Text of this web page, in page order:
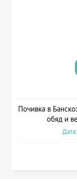
Почивка в
обяд и